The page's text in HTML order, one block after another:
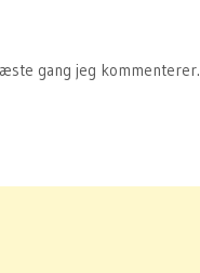
gang jeg kommenterer.